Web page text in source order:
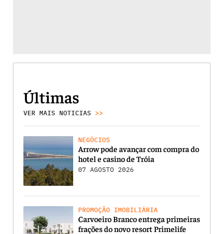
Últimas
VER MAIS NOTICIAS >>
NEGÓCIOS
Arrow pode avançar com compra do
hotel e casino de Tróia
07 AGOSTO 2026
PROMOÇÃO IMOBILIÁRIA
Carvoeiro Branco entrega primeiras
frações do novo resort Primelife